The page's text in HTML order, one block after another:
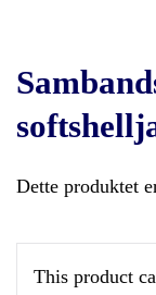
Dette produktet
This product